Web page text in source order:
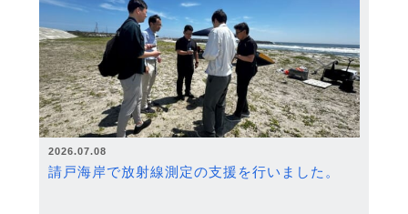
2026.07.08
請戸海岸で放射線測定の支援を行いました。